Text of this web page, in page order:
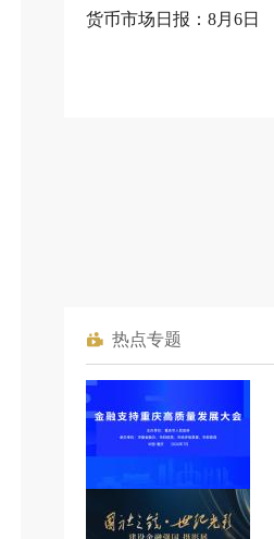
货币市场日报：8月6日
热点专题